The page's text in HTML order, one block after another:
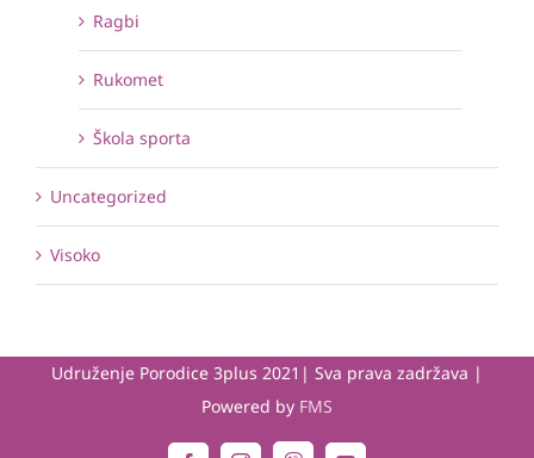
Ragbi
Rukomet
Škola sporta
Uncategorized
Visoko
Udruženje Porodice 3plus 2021| Sva prava zadržava |
Powered by FMS